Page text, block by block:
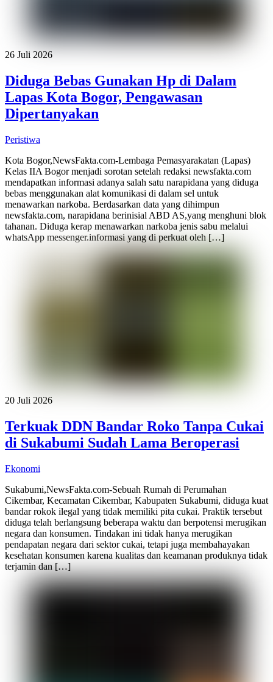
26 Juli 2026
Diduga Bebas Gunakan Hp di Dalam
Lapas Kota Bogor, Pengawasan
Dipertanyakan
Peristiwa
Kota Bogor,NewsFakta.com-Lembaga Pemasyarakatan (Lapas)
Kelas IIA Bogor menjadi sorotan setelah redaksi newsfakta.com
mendapatkan informasi adanya salah satu narapidana yang diduga
bebas menggunakan alat komunikasi di dalam sel untuk
menawarkan narkoba. Berdasarkan data yang dihimpun
newsfakta.com, narapidana berinisial ABD AS,yang menghuni blok
tahanan. Diduga kerap menawarkan narkoba jenis sabu melalui
whatsApp messenger.informasi yang di perkuat oleh […]
20 Juli 2026
Terkuak DDN Bandar Roko Tanpa Cukai
di Sukabumi Sudah Lama Beroperasi
Ekonomi
Sukabumi,NewsFakta.com-Sebuah Rumah di Perumahan
Cikembar, Kecamatan Cikembar, Kabupaten Sukabumi, diduga kuat
bandar rokok ilegal yang tidak memiliki pita cukai. Praktik tersebut
diduga telah berlangsung beberapa waktu dan berpotensi merugikan
negara dan konsumen. Tindakan ini tidak hanya merugikan
pendapatan negara dari sektor cukai, tetapi juga membahayakan
kesehatan konsumen karena kualitas dan keamanan produknya tidak
terjamin dan […]